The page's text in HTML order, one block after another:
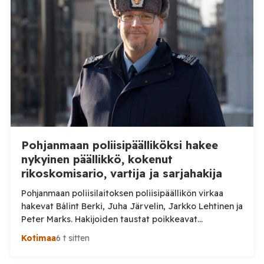
luonnonmarja-alalla toimivan työnantajan kohdalla.
Tilaa Posi TV – tuellasi riippumaton suomalainen
uutisointi jatkuu myös tulevaisuudessa. Yhdelletoista
työnantajalle on lähetetty […]
Pohjanmaan poliisipäälliköksi hakee
nykyinen päällikkö, kokenut
rikoskomisario, vartija ja sarjahakija
Pohjanmaan poliisilaitoksen poliisipäällikön virkaa
hakevat Bálint Berki, Juha Järvelin, Jarkko Lehtinen ja
Peter Marks. Hakijoiden taustat poikkeavat
huomattavasti toisistaan. Poliisihallitus nimittää
Kotimaa6 t sitten